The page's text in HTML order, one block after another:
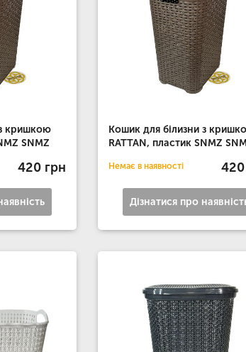
кришкою
SNMZ
420 грн
Кошик для білизни з
RATTAN, пластик SNMZ
Немає в наявності
Дізнатися про